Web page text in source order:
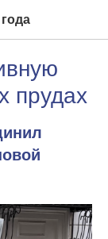
прудах